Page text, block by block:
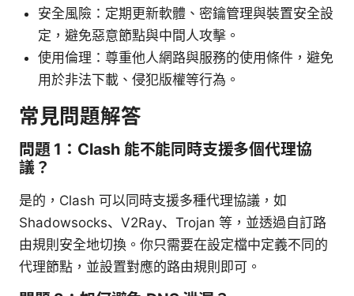
安全風險：定期更新軟體、密鑰管理與裝置安全設
定，避免惡意節點與中間人攻擊。
使用倫理：尊重他人網路與服務的使用條件，避免
用於非法下載、侵犯版權等行為。
常見問題解答
問題 1：Clash 能不能同時支援多個代理協
議？
是的，Clash 可以同時支援多種代理協議，如
Shadowsocks、V2Ray、Trojan 等，並透過自訂路
由規則安全地切換。你只需要在設定檔中定義不同的
代理節點，並設置對應的路由規則即可。